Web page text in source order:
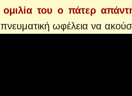
ομιλία του ο πάτερ
ωφέλεια να